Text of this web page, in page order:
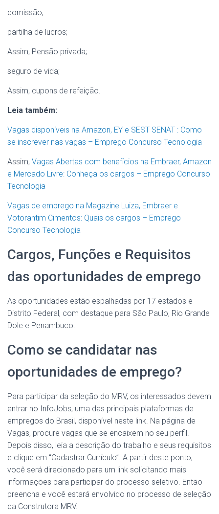
comissão;
partilha de lucros;
Assim, Pensão privada;
seguro de vida;
Assim, cupons de refeição.
Leia também:
Vagas disponíveis na Amazon, EY e SEST SENAT : Como
se inscrever nas vagas – Emprego Concurso Tecnologia
Assim, Vagas Abertas com benefícios na Embraer, Amazon
e Mercado Livre: Conheça os cargos – Emprego Concurso
Tecnologia
Vagas de emprego na Magazine Luiza, Embraer e
Votorantim Cimentos: Quais os cargos – Emprego
Concurso Tecnologia
Cargos, Funções e Requisitos
das oportunidades de emprego
As oportunidades estão espalhadas por 17 estados e
Distrito Federal, com destaque para São Paulo, Rio Grande
Dole e Penambuco.
Como se candidatar nas
oportunidades de emprego?
Para participar da seleção do MRV, os interessados ​​devem
entrar no InfoJobs, uma das principais plataformas de
empregos do Brasil, disponível neste link. Na página de
Vagas, procure vagas que se encaixem no seu perfil.
Depois disso, leia a descrição do trabalho e seus requisitos
e clique em “Cadastrar Currículo”. A partir deste ponto,
você será direcionado para um link solicitando mais
informações para participar do processo seletivo. Então
preencha e você estará envolvido no processo de seleção
da Construtora MRV.